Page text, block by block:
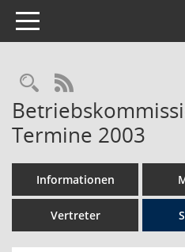
Toggle navigation
RSS-Feed
Termine 2003
Informationen
Vertreter